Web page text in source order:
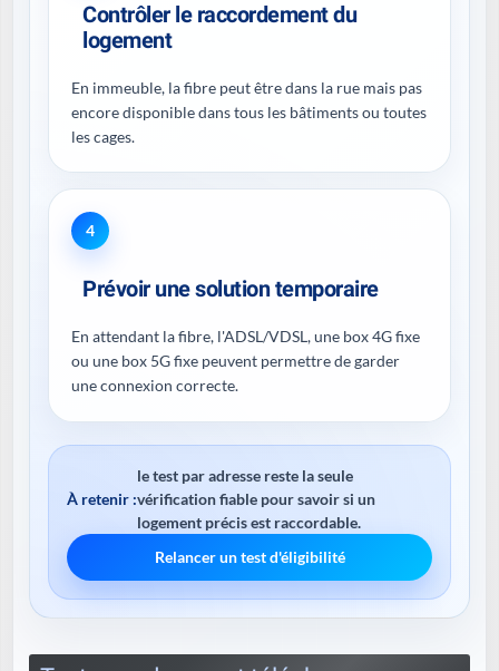
Contrôler le raccordement du
logement
En immeuble, la fibre peut être dans la rue mais pas
encore disponible dans tous les bâtiments ou toutes
les cages.
4
Prévoir une solution temporaire
En attendant la fibre, l'ADSL/VDSL, une box 4G fixe
ou une box 5G fixe peuvent permettre de garder
une connexion correcte.
À retenir :
le test par adresse reste la seule
vérification fiable pour savoir si un
logement précis est raccordable.
Relancer un test d'éligibilité